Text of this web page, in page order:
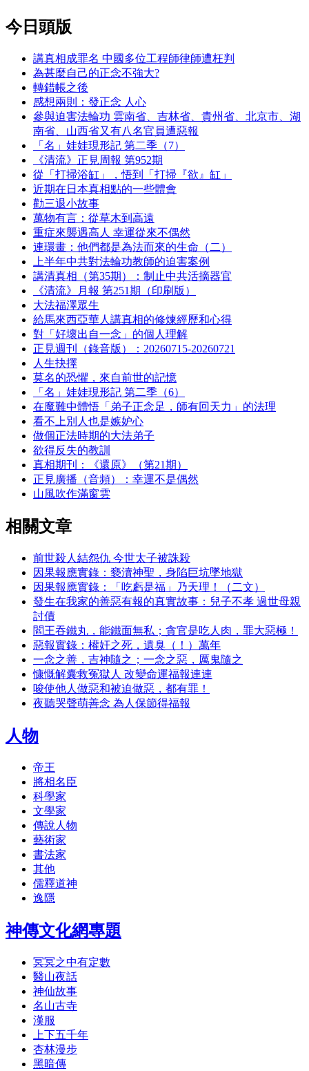
今日頭版
講真相成罪名 中國多位工程師律師遭枉判
為甚麼自己的正念不強大?
轉錯帳之後
感想兩則：發正念 人心
參與迫害法輪功 雲南省、吉林省、貴州省、北京市、湖
南省、山西省又有八名官員遭惡報
「名」娃娃現形記 第二季（7）
《清流》正見周報 第952期
從「打掃浴缸」，悟到「打掃『欲』缸」
近期在日本真相點的一些體會
勸三退小故事
萬物有言：從草木到高遠
重症來襲遇高人 幸運從來不偶然
連環畫：他們都是為法而來的生命（二）
上半年中共對法輪功教師的迫害案例
講清真相（第35期）：制止中共活摘器官
《清流》月報 第251期（印刷版）
大法福澤眾生
給馬來西亞華人講真相的修煉經歷和心得
對「好壞出自一念」的個人理解
正見週刊（錄音版）：20260715-20260721
人生抉擇
莫名的恐懼，來自前世的記憶
「名」娃娃現形記 第二季（6）
在魔難中體悟「弟子正念足，師有回天力」的法理
看不上別人也是嫉妒心
做個正法時期的大法弟子
欲得反失的教訓
真相期刊：《還原》（第21期）
正見廣播（音頻）：幸運不是偶然
山風吹作滿窗雲
相關文章
前世殺人結怨仇 今世太子被誅殺
因果報應實錄：褻瀆神聖，身陷巨坑墜地獄
因果報應實錄：「吃虧是福」乃天理！（二文）
發生在我家的善惡有報的真實故事：兒子不孝 過世母親
討債
閻王吞鐵丸，能鐵面無私；貪官是吃人肉，罪大惡極！
惡報實錄：權奸之死，遺臭（！）萬年
一念之善，吉神隨之；一念之惡，厲鬼隨之
慷慨解囊救冤獄人 改變命運福報連連
唆使他人做惡和被迫做惡，都有罪！
夜聽哭聲萌善念 為人保節得福報
人物
帝王
將相名臣
科學家
文學家
傳說人物
藝術家
書法家
其他
儒釋道神
逸隱
神傳文化網專題
冥冥之中有定數
醫山夜話
神仙故事
名山古寺
漢服
上下五千年
杏林漫步
黑暗傳